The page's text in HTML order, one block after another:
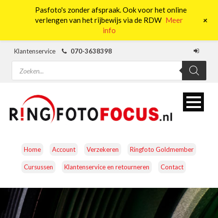
Klantenservice
070-3638398
Producten
zoeken
Home Account Verzekeren Ringfoto Goldmember
Cursussen Klantenservice en retourneren Contact
CAMERA’S OBJECTIEVEN ACCESSOIRES
Pasfoto's zonder afspraak. Ook voor het online
verlengen van het rijbewijs via de RDW Meer
info
+